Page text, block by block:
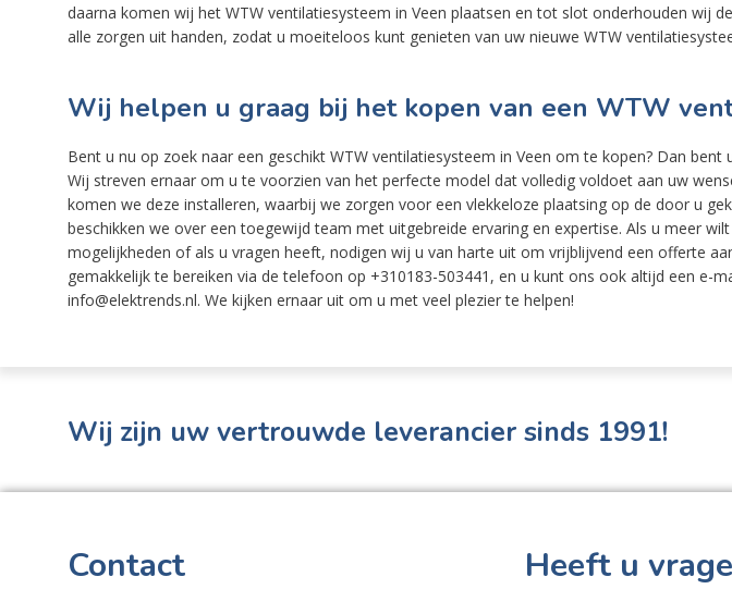
daarna komen wij het WTW ventilatiesysteem in Veen plaatsen en tot slot onderhouden wij
alle zorgen uit handen, zodat u moeiteloos kunt genieten van uw nieuwe WTW
Wij helpen u graag bij het kopen van een WTW
Bent u nu op zoek naar een geschikt WTW ventilatiesysteem in Veen om te kopen? Dan bent
Wij streven ernaar om u te voorzien van het perfecte model dat volledig voldoet aan uw
komen we deze installeren, waarbij we zorgen voor een vlekkeloze plaatsing op de door u
beschikken we over een toegewijd team met uitgebreide ervaring en expertise. Als u meer
mogelijkheden of als u vragen heeft, nodigen wij u van harte uit om vrijblijvend een offerte
gemakkelijk te bereiken via de telefoon op +310183-503441, en u kunt ons ook altijd een e-
info@elektrends.nl. We kijken ernaar uit om u met veel plezier te helpen!
Wij zijn uw vertrouwde leverancier sinds 1991!
Contact Heeft u